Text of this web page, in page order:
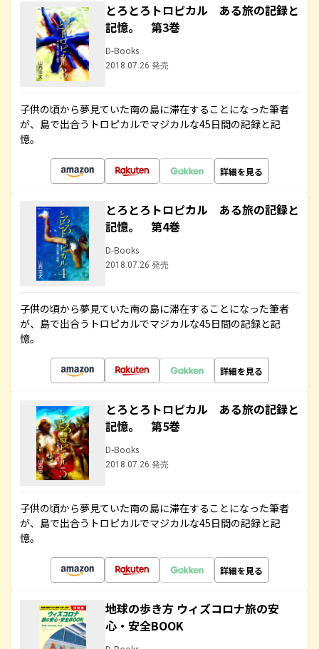
とろとろトロピカル ある旅の記録と
記憶。 第3巻
D-Books
2018.07.26 発売
子供の頃から夢見ていた南の島に滞在することになった筆者
が、島で出合うトロピカルでマジカルな45日間の記録と記
憶。
詳細を見る
とろとろトロピカル ある旅の記録と
記憶。 第4巻
D-Books
2018.07.26 発売
子供の頃から夢見ていた南の島に滞在することになった筆者
が、島で出合うトロピカルでマジカルな45日間の記録と記
憶。
詳細を見る
とろとろトロピカル ある旅の記録と
記憶。 第5巻
D-Books
2018.07.26 発売
子供の頃から夢見ていた南の島に滞在することになった筆者
が、島で出合うトロピカルでマジカルな45日間の記録と記
憶。
詳細を見る
地球の歩き方 ウィズコロナ旅の安
心・安全BOOK